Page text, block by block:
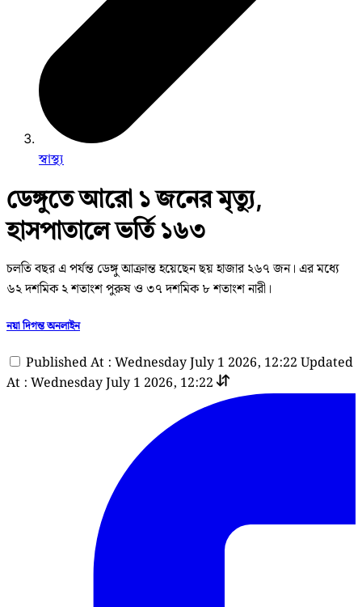
স্বাস্থ্য
ডেঙ্গুতে আরো ১ জনের মৃত্যু,
হাসপাতালে ভর্তি ১৬৩
চলতি বছর এ পর্যন্ত ডেঙ্গু আক্রান্ত হয়েছেন ছয় হাজার ২৬৭ জন। এর মধ্যে
৬২ দশমিক ২ শতাংশ পুরুষ ও ৩৭ দশমিক ৮ শতাংশ নারী।
নয়া দিগন্ত অনলাইন
Published At : Wednesday July 1 2026, 12:22 Updated
At : Wednesday July 1 2026, 12:22